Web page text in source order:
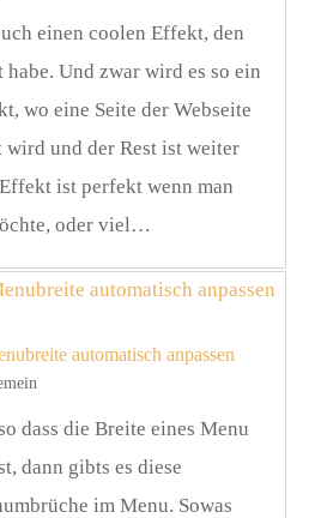
einen coolen Effekt, den
habe. Und zwar wird es so ein
wo eine Seite der Webseite
und der Rest ist weiter
ist perfekt wenn man
oder viel…
automatisch anpassen
dass die Breite eines Menu
dann gibts es diese
im Menu. Sowas